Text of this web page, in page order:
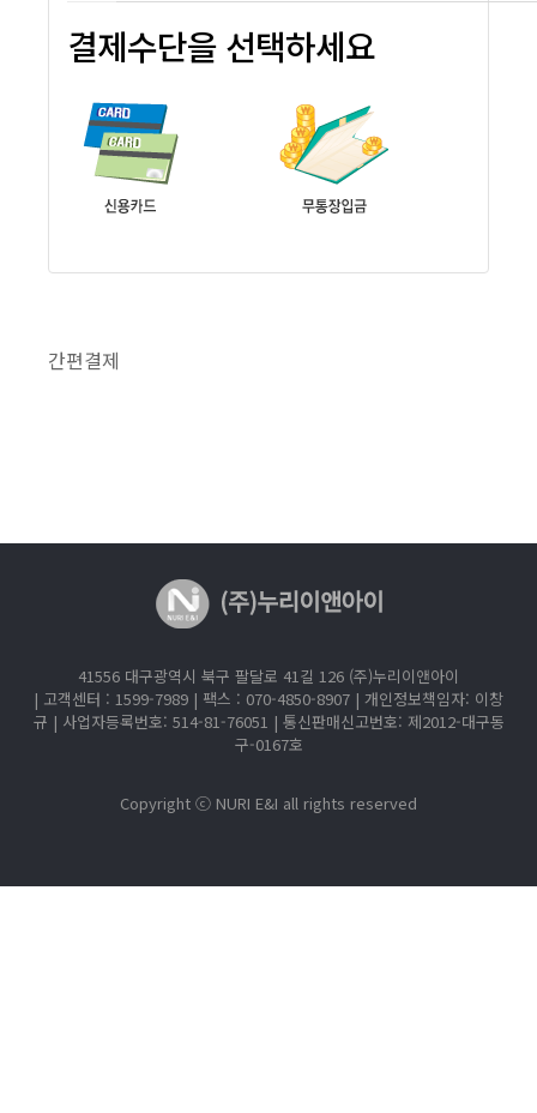
결제수단을 선택하세요
간편결제
41556 대구광역시 북구 팔달로 41길 126 (주)누리이앤아이
| 고객센터 : 1599-7989 | 팩스 : 070-4850-8907 | 개인정보책임자: 이창
규 | 사업자등록번호: 514-81-76051 | 통신판매신고번호: 제2012-대구동
구-0167호
Copyright ⓒ NURI E&I all rights reserved